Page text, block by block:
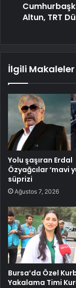
Altun, TRT
İlgili Makaleler
Yolu şaşıran Erdal
Özyağcılar ‘mavi
süprizi
Ağustos 7, 2026
Bursa’da Özel
Yakalama Timi